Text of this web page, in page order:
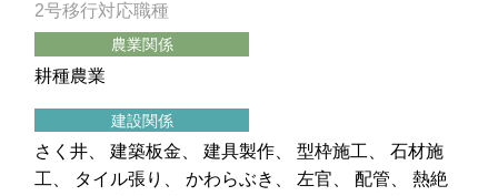
2号移行対応職種
農業関係
耕種農業
建設関係
さく井 建築板金 建具製作 型枠施工
石材施
工
タイル張り かわらぶき 左官 配管
熱絶